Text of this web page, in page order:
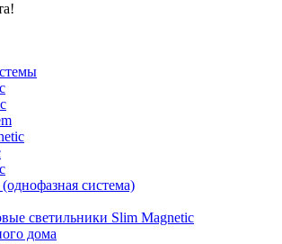
система)
светильники Slim Magnetic
дома